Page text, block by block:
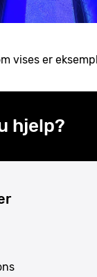
vises er
hjelp?